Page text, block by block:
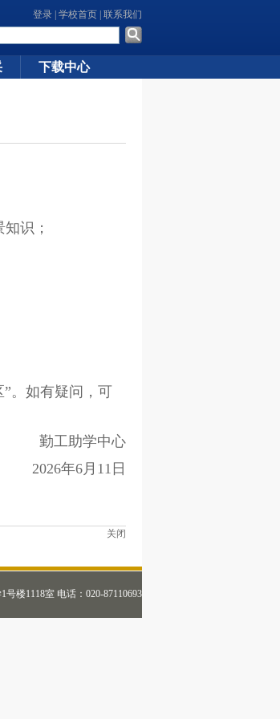
登录 学校首页 联系我们
下载中心
识；
。如有疑问，可
勤工助学中心
2026年6月11日
关闭
楼1118室 电话：020-87110693